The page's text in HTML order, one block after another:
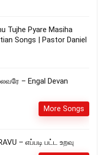
Tujhe Pyare Masiha
Songs | Pastor Daniel
– Engal Devan
More Songs
– எப்படி பட்ட உறவு